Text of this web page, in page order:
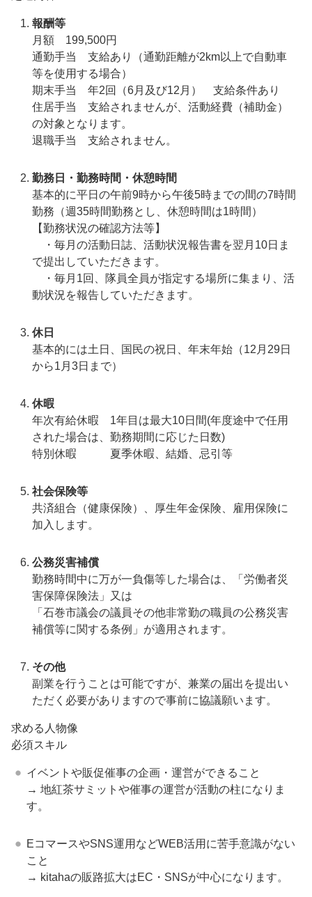
報酬等
月額 199,500円
通勤手当 支給あり（通勤距離が2km以上で自動車
等を使用する場合）
期末手当 年2回（6月及び12月） 支給条件あり
住居手当 支給されませんが、活動経費（補助金）
の対象となります。
退職手当 支給されません。
勤務日・勤務時間・休憩時間
基本的に平日の午前9時から午後5時までの間の7時間
勤務（週35時間勤務とし、休憩時間は1時間）
【勤務状況の確認方法等】
・毎月の活動日誌、活動状況報告書を翌月10日ま
で提出していただきます。
・毎月1回、隊員全員が指定する場所に集まり、活
動状況を報告していただきます。
休日
基本的には土日、国民の祝日、年末年始（12月29日
から1月3日まで）
休暇
年次有給休暇 1年目は最大10日間(年度途中で任用
された場合は、勤務期間に応じた日数)
特別休暇 夏季休暇、結婚、忌引等
社会保険等
共済組合（健康保険）、厚生年金保険、雇用保険に
加入します。
公務災害補償
勤務時間中に万が一負傷等した場合は、「労働者災
害保障保険法」又は
「石巻市議会の議員その他非常勤の職員の公務災害
補償等に関する条例」が適用されます。
その他
副業を行うことは可能ですが、兼業の届出を提出い
ただく必要がありますので事前に協議願います。
求める人物像
必須スキル
イベントや販促催事の企画・運営ができること
→ 地紅茶サミットや催事の運営が活動の柱になりま
す。
EコマースやSNS運用などWEB活用に苦手意識がない
こと
→ kitahaの販路拡大はEC・SNSが中心になります。